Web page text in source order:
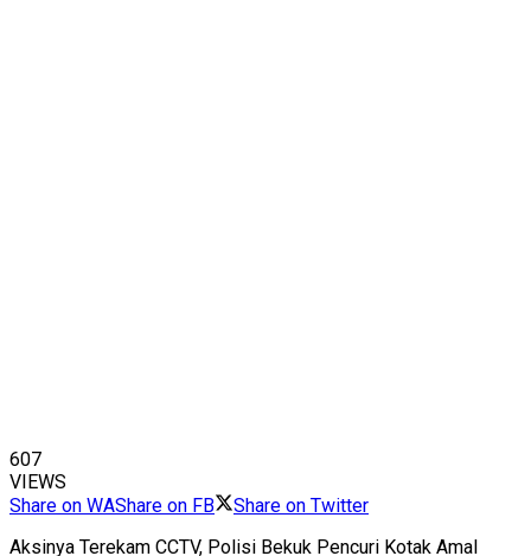
607
VIEWS
Share on WAShare on FB
Share on Twitter
Aksinya Terekam CCTV, Polisi Bekuk Pencuri Kotak Amal